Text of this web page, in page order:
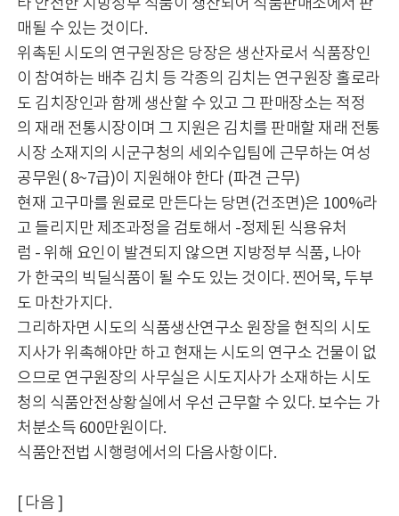
타 안전한 지방정부 식품이 생산되어 식품판매소에서 판
매될 수 있는 것이다.
위촉된 시도의 연구원장은 당장은 생산자로서 식품장인
이 참여하는 배추 김치 등 각종의 김치는 연구원장 홀로라
도 김치장인과 함께 생산할 수 있고 그 판매장소는 적정
의 재래 전통시장이며 그 지원은 김치를 판매할 재래 전통
시장 소재지의 시군구청의 세외수입팀에 근무하는 여성
공무원( 8~7급)이 지원해야 한다 (파견 근무)
현재 고구마를 원료로 만든다는 당면(건조면)은 100%라
고 들리지만 제조과정을 검토해서 -정제된 식용유처
럼 - 위해 요인이 발견되지 않으면 지방정부 식품, 나아
가 한국의 빅딜식품이 될 수도 있는 것이다. 찐어묵, 두부
도 마찬가지다.
그리하자면 시도의 식품생산연구소 원장을 현직의 시도
지사가 위촉해야만 하고 현재는 시도의 연구소 건물이 없
으므로 연구원장의 사무실은 시도지사가 소재하는 시도
청의 식품안전상황실에서 우선 근무할 수 있다. 보수는 가
처분소득 600만원이다.
식품안전법 시행령에서의 다음사항이다.
[ 다음 ]